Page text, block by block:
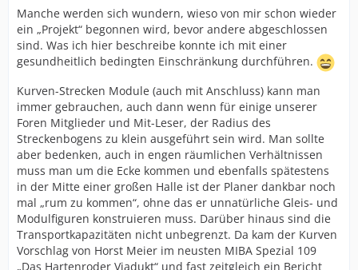
Manche werden sich wundern, wieso von mir schon wieder
ein „Projekt“ begonnen wird, bevor andere abgeschlossen
sind. Was ich hier beschreibe konnte ich mit einer
gesundheitlich bedingten Einschränkung durchführen.
Kurven-Strecken Module (auch mit Anschluss) kann man
immer gebrauchen, auch dann wenn für einige unserer
Foren Mitglieder und Mit-Leser, der Radius des
Streckenbogens zu klein ausgeführt sein wird. Man sollte
aber bedenken, auch in engen räumlichen Verhältnissen
muss man um die Ecke kommen und ebenfalls spätestens
in der Mitte einer großen Halle ist der Planer dankbar noch
mal „rum zu kommen“, ohne das er unnatürliche Gleis- und
Modulfiguren konstruieren muss. Darüber hinaus sind die
Transportkapazitäten nicht unbegrenzt. Da kam der Kurven
Vorschlag von Horst Meier im neusten MIBA Spezial 109
„Das Hartenroder Viadukt“ und fast zeitgleich ein Bericht